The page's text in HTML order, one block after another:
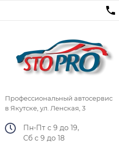
Профессиональный автосервис
в Якутске, ул. Ленская, 3
Пн-Пт с 9 до 19,
Сб с 9 до 18